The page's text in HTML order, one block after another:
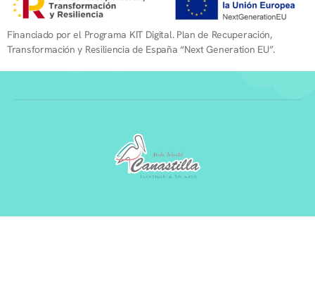
Financiado por el Programa KIT Digital. Plan de Recuperación,
Transformación y Resiliencia de España “Next Generation EU”.